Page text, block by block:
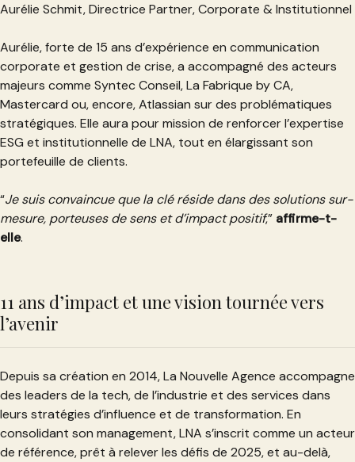
Aurélie Schmit, Directrice Partner, Corporate & Institutionnel
Aurélie, forte de 15 ans d’expérience en communication
corporate et gestion de crise, a accompagné des acteurs
majeurs comme Syntec Conseil, La Fabrique by CA,
Mastercard ou, encore, Atlassian sur des problématiques
stratégiques. Elle aura pour mission de renforcer l’expertise
ESG et institutionnelle de LNA, tout en élargissant son
portefeuille de clients.
“Je suis convaincue que la clé réside dans des solutions sur-
mesure, porteuses de sens et d’impact positif,” affirme-t-
elle.
11 ans d’impact et une vision tournée vers
l’avenir
Depuis sa création en 2014, La Nouvelle Agence accompagne
des leaders de la tech, de l’industrie et des services dans
leurs stratégies d’influence et de transformation. En
consolidant son management, LNA s’inscrit comme un acteur
de référence, prêt à relever les défis de 2025, et au-delà,